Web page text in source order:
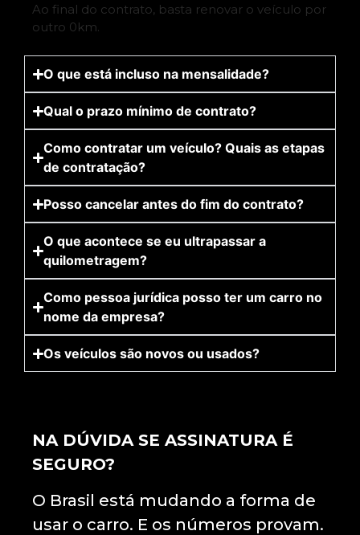
Ao final do contrato, basta renovar o veículo por
outro 0km.
O que está incluso na mensalidade?
Qual o prazo mínimo de contrato?
Como contratar um veículo? Quais as etapas
de contratação?
Posso cancelar antes do fim do contrato?
O que acontece se eu ultrapassar a
quilometragem?
Como pessoa jurídica posso ter um carro no
nome da empresa?
Os veículos são novos ou usados?
NA DÚVIDA SE ASSINATURA É
SEGURO?
O Brasil está mudando a forma de
usar o carro. E os números provam.